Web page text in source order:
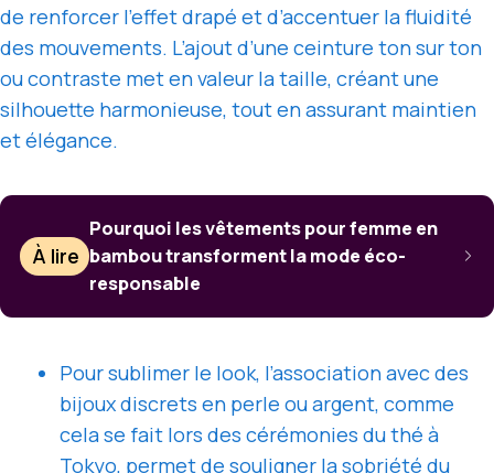
de renforcer l’effet drapé et d’accentuer la fluidité
des mouvements. L’ajout d’une ceinture ton sur ton
ou contraste met en valeur la taille, créant une
silhouette harmonieuse, tout en assurant maintien
et élégance.
À lire
Pourquoi les vêtements pour femme en
bambou transforment la mode éco-
responsable
Pour sublimer le look, l’association avec des
bijoux discrets en perle ou argent, comme
cela se fait lors des cérémonies du thé à
Tokyo, permet de souligner la sobriété du